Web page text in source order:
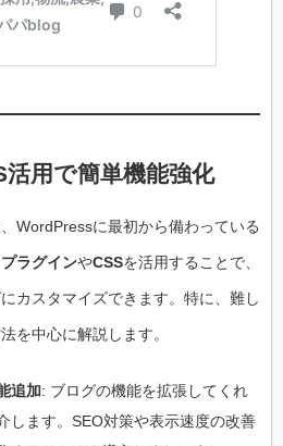
用で簡単機能強化
WordPressに最初から備わっている
プラグインやCSSを活用することで、
カスタマイズできます。特に、難し
を中心に解説します。
追加: ブログの機能を拡張してくれ
します。SEO対策や表示速度の改善